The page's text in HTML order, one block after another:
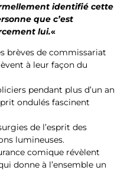
identifié cette
que c’est
lui.«
brèves de commissariat
à leur façon du
pendant plus d’un an
ondulés fascinent
de l’esprit des
lumineuses.
comique révèlent
donne à l’ensemble un